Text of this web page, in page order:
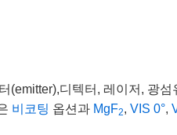
디텍터, 레이저, 광섬
비코팅 옵션과 MgF2, VIS 0°,